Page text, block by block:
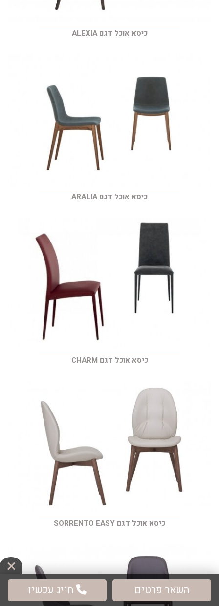
השאר פרטים חייג עכשיו
כיסא אוכל דגם ALEXIA
כיסא אוכל דגם ARALIA
כיסא אוכל דגם CHARM
כיסא אוכל דגם SORRENTO EASY